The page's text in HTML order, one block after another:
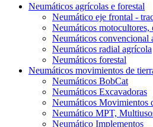
Neumáticos agrícolas e forestal
Neumático eje frontal -
Neumáticos motocultores,
Neumáticos convencional
Neumáticos radial agrícola
Neumáticos forestal
Neumáticos movimientos de
Neumáticos BobCat
Neumáticos Excavadoras
Neumáticos Movimientos
Neumático MPT,
Neumático Implementos